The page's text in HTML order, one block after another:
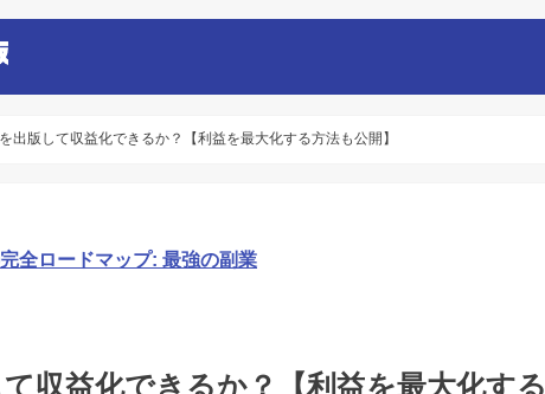
出版して収益化できるか？【利益を最大化する方法も公開】
全ロードマップ: 最強の副業
収益化できるか？【利益を最大化する